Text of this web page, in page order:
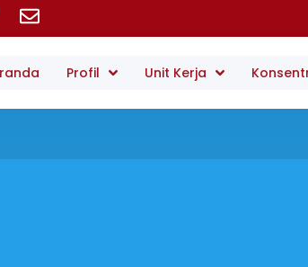
Profil Unit Kerja